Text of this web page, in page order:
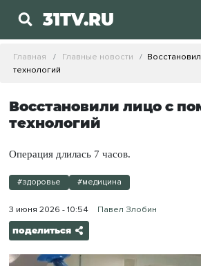
31TV.RU
Главная Главные новости
технологий
Восстановили лицо с
технологий
Операция длилась 7 часов.
#здоровье #медицина
3 июня 2026 - 10:54 Павел Злобин
поделиться